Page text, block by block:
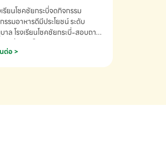
เรียนโชคชัยกระบี่จดกิจกรรม
รรมอาหารดีมีประโยชน์ ระดับ
าล โรงเรียนโชคชัยกระบี่-สอบถาม
ต่อ >